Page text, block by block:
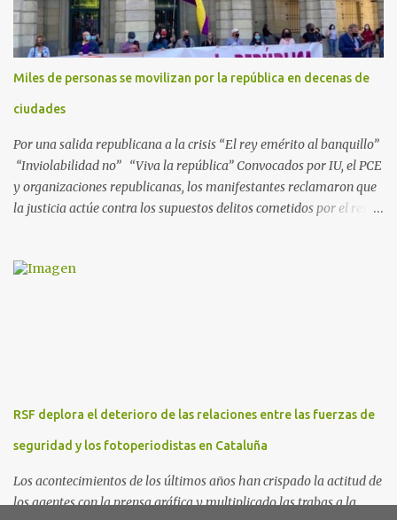
2014, para obtener a cambio la materialización de los contratos. El
Ministerio Público lleva a cabo esta acusación en una de las piezas
separadas del llamado 'caso Defex', que investiga once ventas
ejecutadas en este periodo, y atribuye a José Ignacio Encinas
Charro, presidente de la compañía pública hasta 2013, los
Miles de personas se movilizan por la república en decenas de
ciudades
Por una salida republicana a la crisis “El rey emérito al banquillo”
“Inviolabilidad no” “Viva la república” Convocados por IU, el PCE
y organizaciones republicanas, los manifestantes reclamaron que
la justicia actúe contra los supuestos delitos cometidos por el rey
planificó en verano esta convocatoria como reacción a los
anticorrupción de los estados español y helvético ya están
investigando supuestos delitos de «cohecho internacional y
RSF deplora el deterioro de las relaciones entre las fuerzas de
seguridad y los fotoperiodistas en Cataluña
Los acontecimientos de los últimos años han crispado la actitud de
los agentes con la prensa gráfica y multiplicado las trabas a la